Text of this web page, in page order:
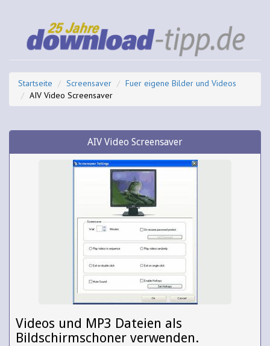
Startseite Screensaver
Fuer eigene Bilder und Videos
AIV Video Screensaver
AIV Video Screensaver
Videos und MP3 Dateien als
Bildschirmschoner verwenden.